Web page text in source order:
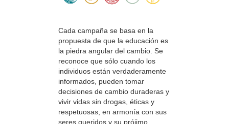
Cada campaña se basa en la
propuesta de que la educación es
la piedra angular del cambio. Se
reconoce que sólo cuando los
individuos están verdaderamente
informados, pueden tomar
decisiones de cambio duraderas y
vivir vidas sin drogas, éticas y
respetuosas, en armonía con sus
seres queridos y su prójimo.